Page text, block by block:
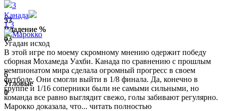
33
Владение %
67
5
Угловые
0
57
Владение %
43
6
Угловые
1
3
Канада
1 3
Марокко
Угадан исход
В этой игре по моему скромному мнению одержит победу
сборная Мохамеда Уахби. Канада по сравнению с прошлым
чемпионатом мира сделала огромный прогресс в своем
футболе. Они смогли выйти в 1/8 финала. Да, конечно в
группе и 1/16 соперники были не самыми сильными, но
команда все равно выглядит свежо, голы забивают регулярно.
Марокко доказала, что... читать полностью